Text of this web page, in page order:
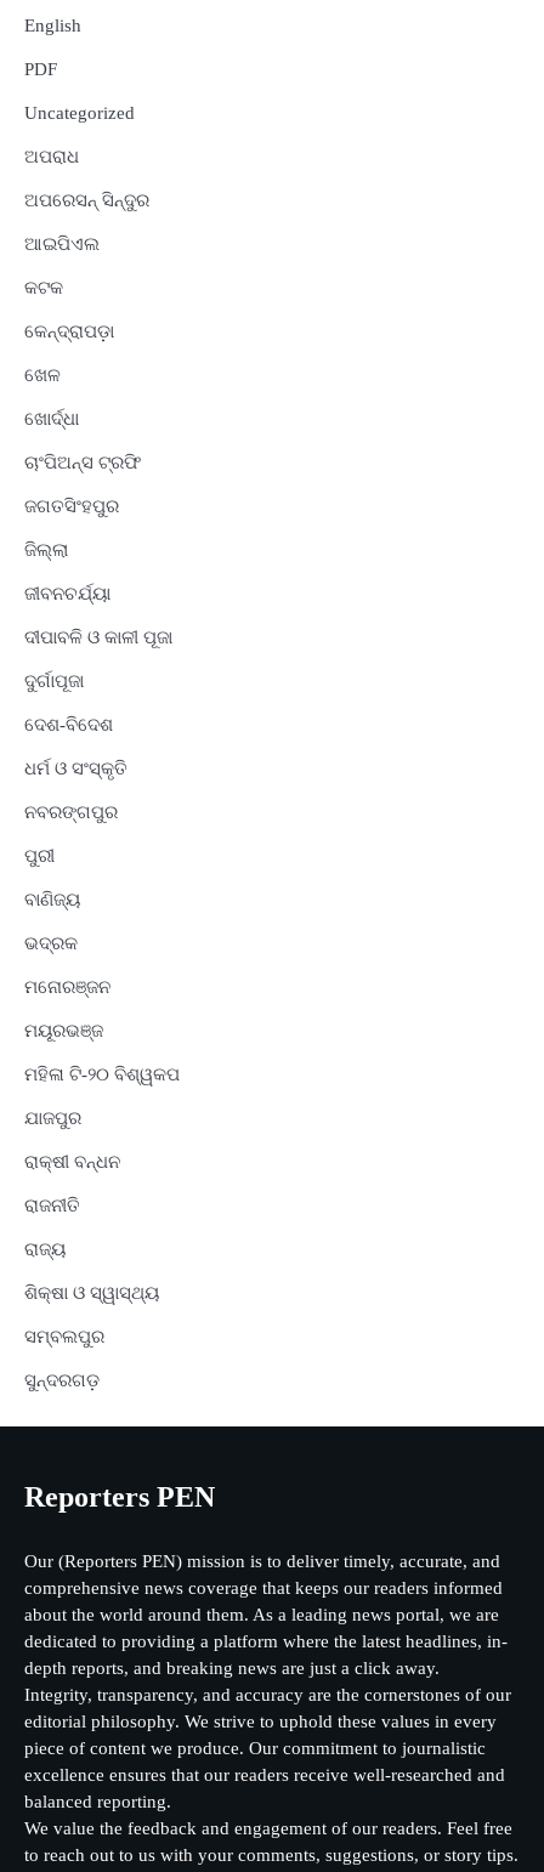
English
PDF
Uncategorized
ଅପରାଧ
ଅପରେସନ୍ ସିନ୍ଦୁର
ଆଇପିଏଲ
କଟକ
କେନ୍ଦ୍ରାପଡ଼ା
ଖେଳ
ଖୋର୍ଦ୍ଧା
ଚାଂପିଅନ୍ସ ଟ୍ରଫି
ଜଗତସିଂହପୁର
ଜିଲ୍ଲା
ଜୀବନଚର୍ଯ୍ୟା
ଦୀପାବଳି ଓ କାଳୀ ପୂଜା
ଦୁର୍ଗାପୂଜା
ଦେଶ-ବିଦେଶ
ଧର୍ମ ଓ ସଂସ୍କୃତି
ନବରଙ୍ଗପୁର
ପୁରୀ
ବାଣିଜ୍ୟ
ଭଦ୍ରକ
ମନୋରଞ୍ଜନ
ମୟୂରଭଞ୍ଜ
ମହିଳା ଟି-୨୦ ବିଶ୍ୱକପ
ଯାଜପୁର
ରାକ୍ଷୀ ବନ୍ଧନ
ରାଜନୀତି
ରାଜ୍ୟ
ଶିକ୍ଷା ଓ ସ୍ୱାସ୍ଥ୍ୟ
ସମ୍ବଲପୁର
ସୁନ୍ଦରଗଡ଼
Reporters PEN
Our (Reporters PEN) mission is to deliver timely, accurate, and
comprehensive news coverage that keeps our readers informed
about the world around them. As a leading news portal, we are
dedicated to providing a platform where the latest headlines, in-
depth reports, and breaking news are just a click away.
Integrity, transparency, and accuracy are the cornerstones of our
editorial philosophy. We strive to uphold these values in every
piece of content we produce. Our commitment to journalistic
excellence ensures that our readers receive well-researched and
balanced reporting.
We value the feedback and engagement of our readers. Feel free
to reach out to us with your comments, suggestions, or story tips.